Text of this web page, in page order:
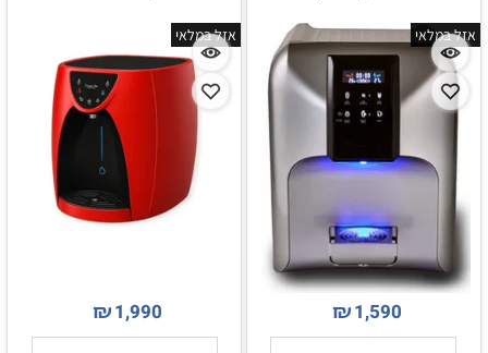
אזל במלאי
₪1,590
אזל במלאי
₪1,990